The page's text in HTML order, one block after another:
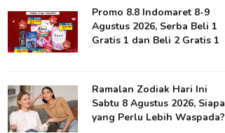
Promo 8.8 Indomaret 8-9
Agustus 2026, Serba Beli 1
Gratis 1 dan Beli 2 Gratis 1
Ramalan Zodiak Hari Ini
Sabtu 8 Agustus 2026, Siapa
yang Perlu Lebih Waspada?